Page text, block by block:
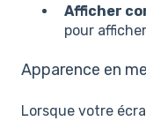
Afficher
pour
Apparence en
Lorsque votre